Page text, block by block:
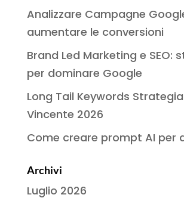
Analizzare Campagne
aumentare le conversioni
Brand Led Marketing e SEO:
per dominare Google
Long Tail Keywords Strategia
Vincente 2026
Come creare prompt AI per
Archivi
Luglio 2026